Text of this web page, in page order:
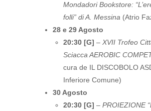
Mondadori Bookstore:
folli” di A. Messina (Atrio
28 e 29 Agosto
20:30 [G] – XVII Trofeo
Sciacca AEROBIC
cura de IL DISCOBOLO
Inferiore Comune)
30 Agosto
20:30 [G] – PROIEZIONE